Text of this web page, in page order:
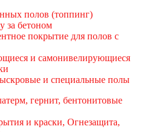
полов (топпинг)
за бетоном
покрытие для полов с
и самонивелирующиеся
и специальные полы
гернит, бентонитовые
и краски, Огнезащита,